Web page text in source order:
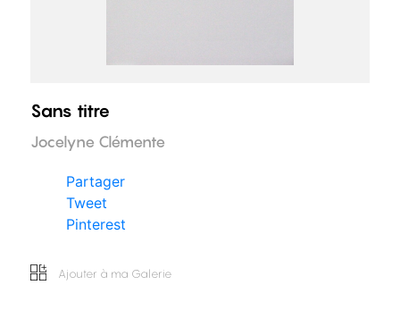
Sans titre
Jocelyne Clémente
Partager
Tweet
Pinterest
Ajouter à ma Galerie